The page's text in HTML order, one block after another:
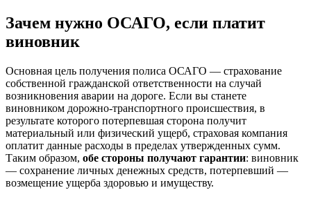
Зачем нужно ОСАГО, если платит
виновник
Основная цель получения полиса ОСАГО — страхование
собственной гражданской ответственности на случай
возникновения аварии на дороге. Если вы станете
виновником дорожно-транспортного происшествия, в
результате которого потерпевшая сторона получит
материальный или физический ущерб, страховая компания
оплатит данные расходы в пределах утвержденных сумм.
Таким образом, обе стороны получают гарантии: виновник
— сохранение личных денежных средств, потерпевший —
возмещение ущерба здоровью и имуществу.